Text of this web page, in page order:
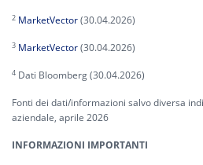
2 MarketVector(30.04.2026)
3 MarketVector(30.04.2026)
4 Dati Bloomberg (30.04.2026)
Fonti dei dati/informazioni salvo diversa
aziendale, aprile 2026
INFORMAZIONI IMPORTANTI